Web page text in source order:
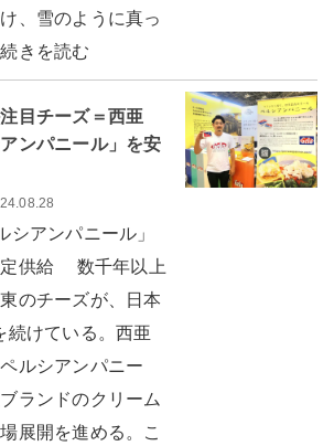
、雪のように真っ
きを読む
目チーズ＝西亜
ンパニール」を安
アンパニール」
定供給 数千年以上
のチーズが、日本
続けている。西亜
ルシアンパニー
ランドのクリーム
展開を進める。こ